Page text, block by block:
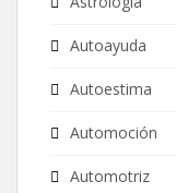
Autoayuda
Autoestima
Automoción
Automotriz